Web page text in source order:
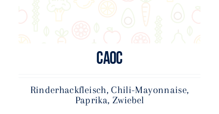
CAOC
Rinderhackfleisch, Chili-Mayonnaise,
Paprika, Zwiebel